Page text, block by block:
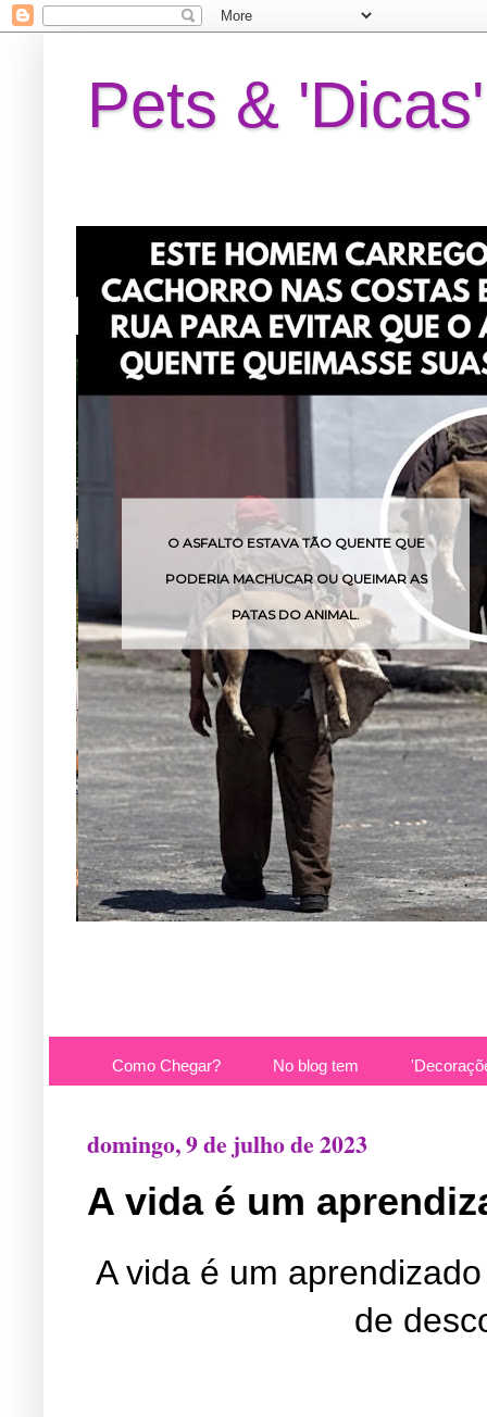
Pets & 'Dicas'
ESTAVA TÃO QUENTE QUE
MACHUCAR OU QUEIMAR AS
PATAS DO ANIMAL.
O VENENO
Como Chegar? No blog tem
domingo, 9 de julho de 2023
A vida é um
A vida é um
de